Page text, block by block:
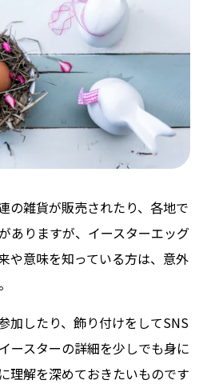
の雑貨が販売されたり、各地で
ありますが、イースターエッグ
や意味を知っている方は、意外
加したり、飾り付けをしてSNS
ースターの詳細を少しでも身に
理解を深めておきたいものです